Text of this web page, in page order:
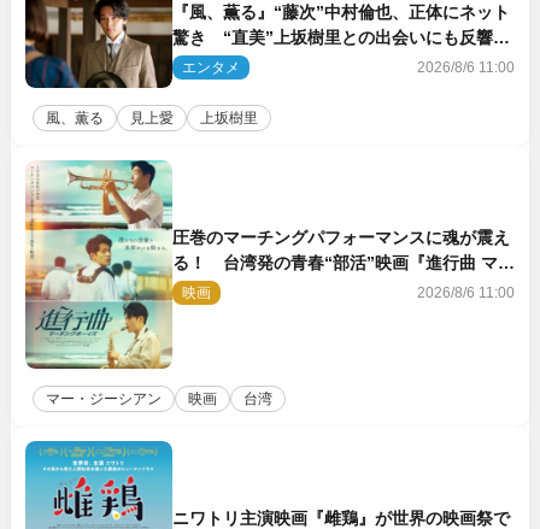
『風、薫る』“藤次”中村倫也、正体にネット
驚き “直美”上坂樹里との出会いにも反響
「力になってくれそう」「仲良くしなよ！」
エンタメ 2026/8/6 11:00
風、薫る 見上愛 上坂樹里
圧巻のマーチングパフォーマンスに魂が震え
る！ 台湾発の青春“部活”映画『進行曲 マー
チングボーイズ』予告解禁
映画 2026/8/6 11:00
マー・ジーシアン 映画 台湾
ニワトリ主演映画『雌鶏』が世界の映画祭で